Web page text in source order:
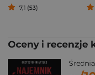
7,1 (53)
Oceny i recenzje